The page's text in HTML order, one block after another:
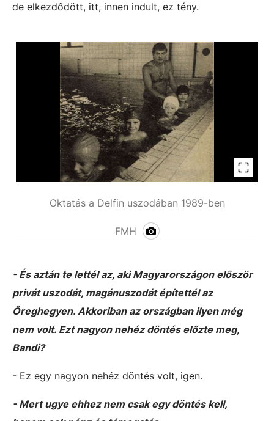
de elkezdődött, itt, innen indult, ez tény.
Oktatás a Delfin uszodában 1989-ben
FMH
- És aztán te lettél az, aki Magyarországon először
privát uszodát, magánuszodát építettél az
Öreghegyen. Akkoriban az országban ilyen még
nem volt. Ezt nagyon nehéz döntés előzte meg,
Bandi?
- Ez egy nagyon nehéz döntés volt, igen.
- Mert ugye ehhez nem csak egy döntés kell,